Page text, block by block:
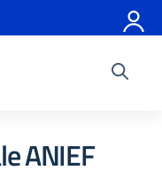
ANIEF